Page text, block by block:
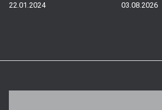
22.01.2024
03.08.2026